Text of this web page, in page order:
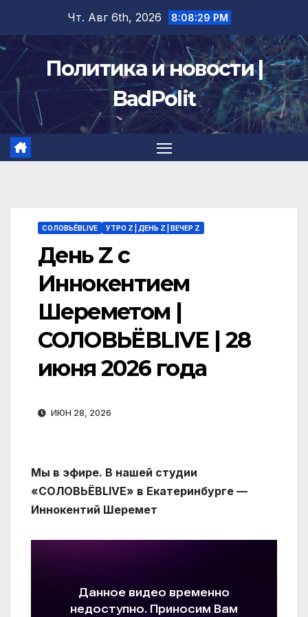
содержимому
Чт. Авг 6th, 2026 8:08:30 PM
Политика и новости |
BadPolit
СОЛОВЬЁВLIVE УТРО Z | ДЕНЬ Z | ВЕЧЕР Z
День Z с
Иннокентием
Шереметом |
СОЛОВЬЁВLIVE | 28
июня 2026 года
ИЮН 28, 2026
Мы в эфире. В нашей студии
«СОЛОВЬЁВLIVE» в Екатеринбурге —
Иннокентий Шеремет